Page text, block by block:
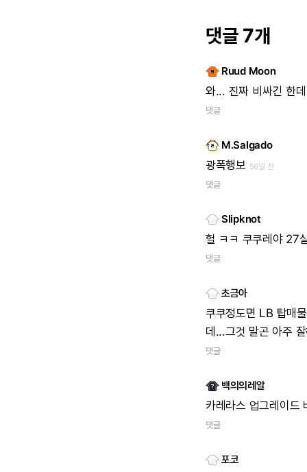
댓글 7개
Ruud Moon
와... 진짜 비싸긴 한
댓글
M.Salgado
광폭행보 56일 전
댓글
Slipknot
헐 ㅋㅋ 쿠쿠레야 27
댓글
초금아
쿠쿠정도면 LB 탑매
데...그것 말곤 아주
댓글
백의의레알
카레라스 업그레이
댓글
포코